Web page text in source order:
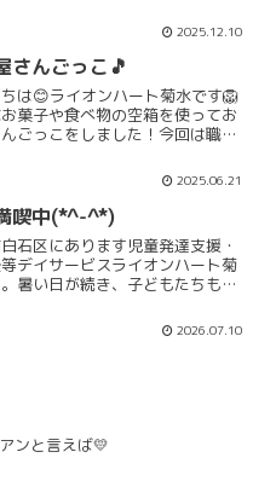
ンパやすべり台、みんな楽しく体
しました(*^-^*)「12月活動」
...
2025.12.10
さんごっこ🎵
は😊ライオンハート菊水です🦁
菓子や食べ物の空箱を使ってお
ごっこをしました！今回は職員
たものを買ってきてもらいまし
張って覚えたり職員に聞いたりし
買い物を行い、皆さ...
2025.06.21
喫中(*^-^*)
石区にあります児童発達支援・
デイサービスライオンハート菊
暑い日が続き、子どもたちも公
れる楽しい活動ですね(*^-^*)ライ
ート菊水では、一緒に子どもたち
2026.07.10
ンと言えば💛